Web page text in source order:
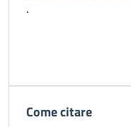
.
Come citare